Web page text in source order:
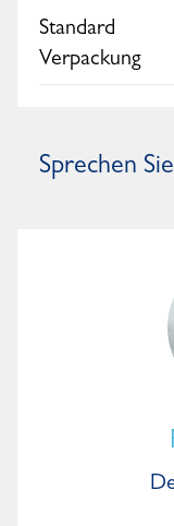
Standard
Verpackung
Sprechen